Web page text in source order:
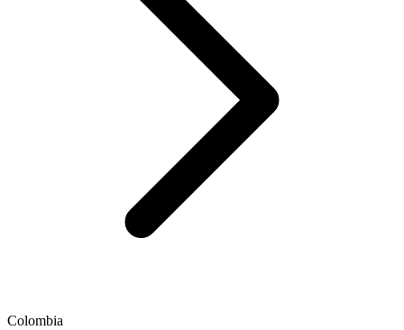
Colombia